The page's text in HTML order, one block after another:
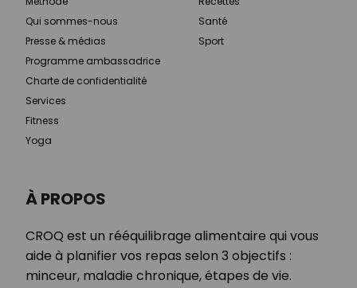
À PROPOS
CROQ est un rééquilibrage alimentaire qui vous
aide à planifier vos repas selon 3 objectifs :
minceur, maladie chronique, étapes de vie.
Qui sommes-nous
Presse & médias
Programme ambassadrice
Charte de confidentialité
Services
Fitness
Yoga
Santé
Sport